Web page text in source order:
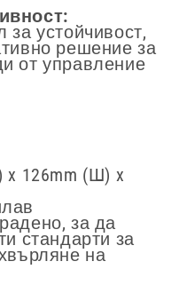
устойчивост,
решение за
от управление
x 126mm (Ш) x
за да
стандарти за
на